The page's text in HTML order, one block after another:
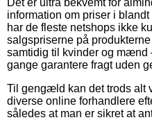
information om priser i
har de fleste netshops ikke
salgspriserne på
samtidig til kvinder og mænd
gange garantere fragt uden
Til gengæld kan det trods alt
diverse online forhandlere
således at man er sikret at